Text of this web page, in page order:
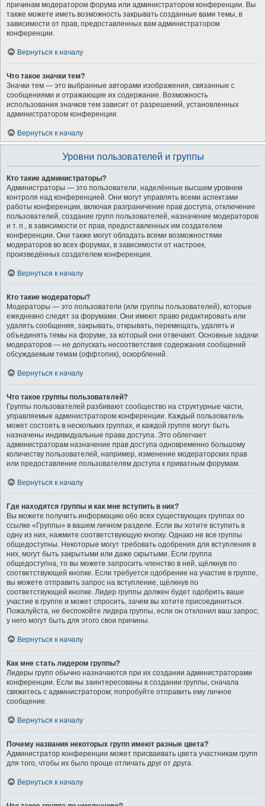
причинам модератором форума или администратором конференции. Вы
также можете иметь возможность закрывать созданные вами темы, в
зависимости от прав, предоставленных вам администратором
конференции.
Вернуться к началу
Что такое значки тем?
Значки тем — это выбранные авторами изображения, связанные с
сообщениями и отражающие их содержание. Возможность
использования значков тем зависит от разрешений, установленных
администратором конференции.
Вернуться к началу
Уровни пользователей и группы
Кто такие администраторы?
Администраторы — это пользователи, наделённые высшим уровнем
контроля над конференцией. Они могут управлять всеми аспектами
работы конференции, включая разграничение прав доступа, отключение
пользователей, создание групп пользователей, назначение модераторов
и т. п., в зависимости от прав, предоставленных им создателем
конференции. Они также могут обладать всеми возможностями
модераторов во всех форумах, в зависимости от настроек,
произведённых создателем конференции.
Вернуться к началу
Кто такие модераторы?
Модераторы — это пользователи (или группы пользователей), которые
ежедневно следят за форумами. Они имеют право редактировать или
удалять сообщения, закрывать, открывать, перемещать, удалять и
объединять темы на форуме, за который они отвечают. Основные задачи
модераторов — не допускать несоответствия содержания сообщений
обсуждаемым темам (оффтопик), оскорблений.
Вернуться к началу
Что такое группы пользователей?
Группы пользователей разбивают сообщество на структурные части,
управляемые администратором конференции. Каждый пользователь
может состоять в нескольких группах, и каждой группе могут быть
назначены индивидуальные права доступа. Это облегчает
администраторам назначение прав доступа одновременно большому
количеству пользователей, например, изменение модераторских прав
или предоставление пользователям доступа к приватным форумам.
Вернуться к началу
Где находятся группы и как мне вступить в них?
Вы можете получить информацию обо всех существующих группах по
ссылке «Группы» в вашем личном разделе. Если вы хотите вступить в
одну из них, нажмите соответствующую кнопку. Однако не все группы
общедоступны. Некоторые могут требовать одобрения для вступления в
них, могут быть закрытыми или даже скрытыми. Если группа
общедоступна, то вы можете запросить членство в ней, щёлкнув по
соответствующей кнопке. Если требуется одобрение на участие в группе,
вы можете отправить запрос на вступление, щёлкнув по
соответствующей кнопке. Лидер группы должен будет одобрить ваше
участие в группе и может спросить, зачем вы хотите присоединиться.
Пожалуйста, не беспокойте лидера группы, если он отклонил ваш запрос;
у него могут быть для этого свои причины.
Вернуться к началу
Как мне стать лидером группы?
Лидеры групп обычно назначаются при их создании администраторами
конференции. Если вы заинтересованы в создании группы, сначала
свяжитесь с администратором; попробуйте отправить ему личное
сообщение.
Вернуться к началу
Почему названия некоторых групп имеют разные цвета?
Администратор конференции может присваивать цвета участникам групп
для того, чтобы их было проще отличать друг от друга.
Вернуться к началу